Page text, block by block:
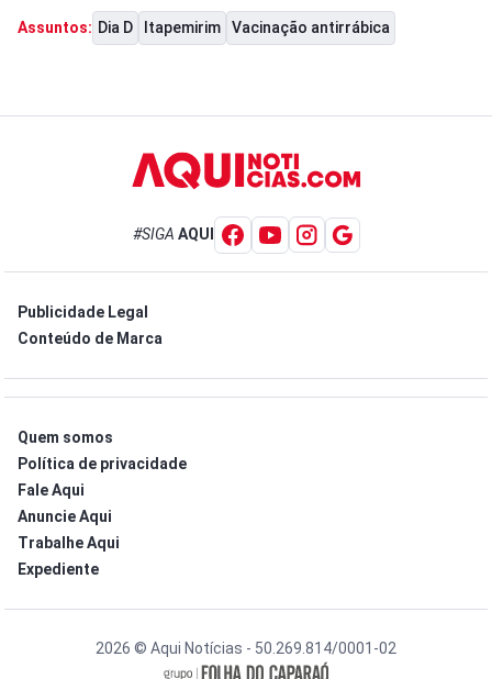
Assuntos: Dia D Itapemirim Vacinação antirrábica
#SIGA AQUI
Publicidade Legal
Conteúdo de Marca
Quem somos
Política de privacidade
Fale Aqui
Anuncie Aqui
Trabalhe Aqui
Expediente
2026 © Aqui Notícias - 50.269.814/0001-02